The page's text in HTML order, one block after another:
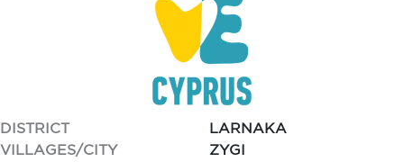
DISTRICT
LARNAKA
VILLAGES/CITY
ZYGI